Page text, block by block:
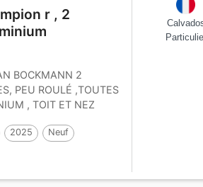
r , 2
BOCKMANN 2
PEU ROULÉ ,TOUTES
, TOIT ET NEZ
2025 Neuf